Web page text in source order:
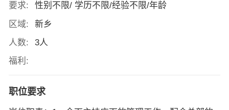
要求:
性别不限/ 学历不限/经验不限/年龄
区域:
新乡
人数:
3人
福利:
职位要求